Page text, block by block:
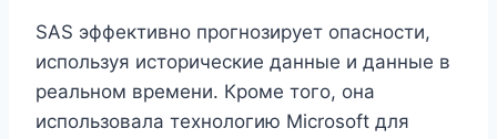
SAS эффективно прогнозирует опасности,
используя исторические данные и данные в
реальном времени. Кроме того, она
использовала технологию Microsoft для